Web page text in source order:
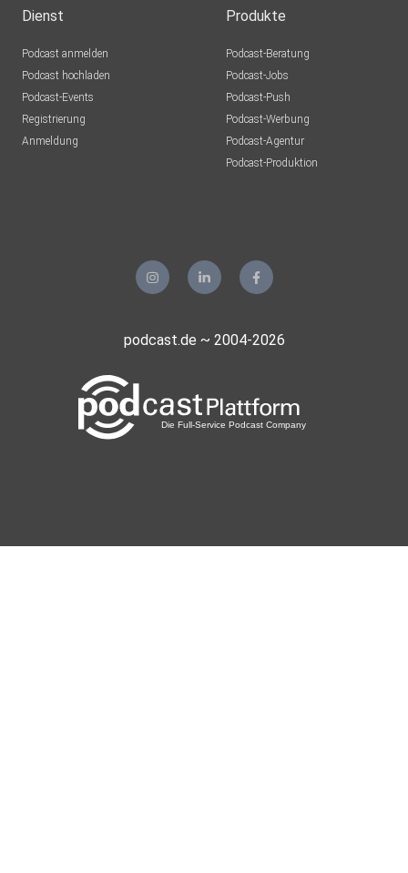
Dienst
Podcast anmelden
Podcast hochladen
Podcast-Events
Registrierung
Anmeldung
Produkte
Podcast-Beratung
Podcast-Jobs
Podcast-Push
Podcast-Werbung
Podcast-Agentur
Podcast-Produktion
podcast.de ~ 2004-2026